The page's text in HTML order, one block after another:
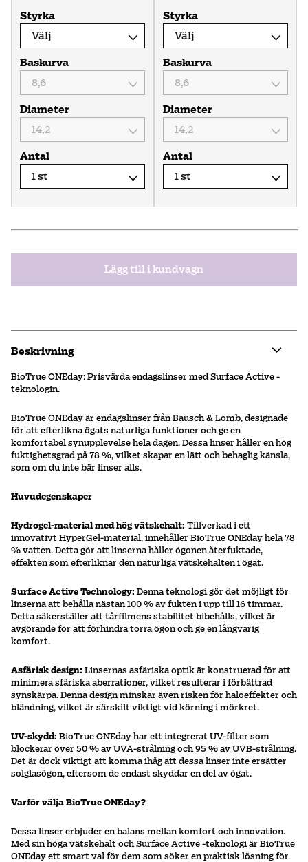
Styrka
Baskurva
Diameter
Antal
Styrka
Baskurva
Diameter
Antal
Lägg till i kundvagn
Beskrivning
BioTrue ONEday: Prisvärda endagslinser med Surface Active -
teknologin.
BioTrue ONEday är endagslinser från Bausch & Lomb, designade
för att efterlikna ögats naturliga funktioner och ge en
komfortabel synupplevelse hela dagen. Dessa linser håller en hög
fuktighetsgrad på 78 %, vilket skapar en lätt och behaglig känsla,
som om du inte bär linser alls.
Huvudegenskaper
Hydrogel-material med hög vätskehalt: Tillverkad i ett
innovativt HyperGel-material, innehåller BioTrue ONEday hela 78
% vatten. Detta gör att linserna håller ögonen återfuktade,
effekten som efterliknar den naturliga vätskehalten i ögat.
Surface Active Technology: Denna teknologi gör det möjligt för
linserna att behålla nästan 100 % av fukten i upp till 16 timmar.
Detta säkerställer att tårfilmens stabilitet bibehålls, vilket är
avgörande för att förhindra torra ögon och ge en långvarig
komfort.
Asfärisk design: Linsernas asfäriska optik är konstruerad för att
minimera sfäriska aberrationer, vilket resulterar i förbättrad
synskärpa. Denna design minskar även risken för haloeffekter och
bländning, vilket är särskilt viktigt vid körning i mörkret.
UV-skydd: BioTrue ONEday har ett integrerat UV-filter som
blockerar över 50 % av UVA-strålning och 95 % av UVB-strålning.
Det är dock viktigt att komma ihåg att dessa linser inte ersätter
solglasögon, eftersom de endast skyddar en del av ögat.
Varför välja BioTrue ONEday?
Dessa linser erbjuder en balans mellan komfort och innovation.
Med sin höga vätskehalt och Surface Active -teknologi är BioTrue
ONEday ett smart val för dem som söker en praktisk lösning för